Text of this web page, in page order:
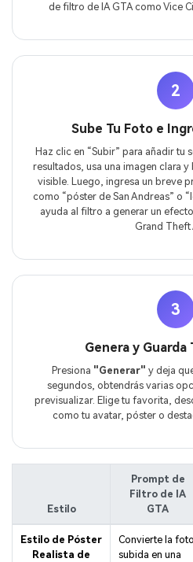
de filtro de IA GTA como Vice
2
Sube Tu Foto e
Haz clic en “Subir” para añadir tu
resultados, usa una imagen clara
visible. Luego, ingresa un breve
como “póster de San Andreas” o
ayuda al filtro a generar un
Grand Theft
3
Genera y Guarda
Presiona "Generar" y deja
segundos, obtendrás varias
previsualizar. Elige tu favorita,
como tu avatar, póster o
Estilo
Prompt de
Filtro de IA
GTA
Estilo de Póster
Realista de
Convierte la foto
subida en una